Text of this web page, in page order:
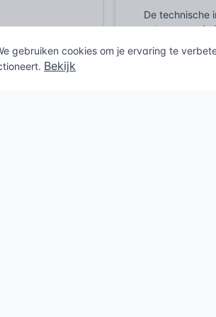
De technische
ontwerp en de
onderdeel
voor
sterkte,
gebruiken cookies om je ervaring te
Bekijk